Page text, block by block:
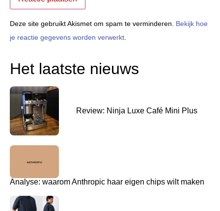
Deze site gebruikt Akismet om spam te verminderen. Bekijk hoe
je reactie gegevens worden verwerkt
Het laatste nieuws
Review: Ninja Luxe Café Mini Plus
Analyse: waarom Anthropic haar eigen chips wilt maken